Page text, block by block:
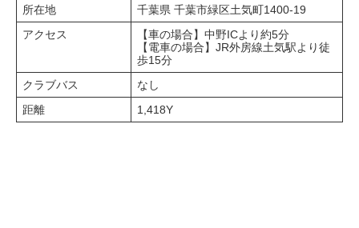
所在地
千葉県 千葉市緑区土気町1400-19
アクセス
【車の場合】中野ICより約5分
【電車の場合】JR外房線土気駅より徒
歩15分
クラブバス
なし
距離
1,418Y